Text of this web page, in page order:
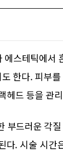
스테틱에서
한다. 피부
헤드 등을 관
부드러운 각
다. 시술 시